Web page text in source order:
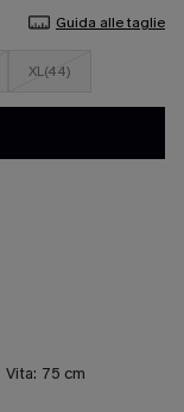
Guida alle taglie
XL(44)
Vita: 75 cm